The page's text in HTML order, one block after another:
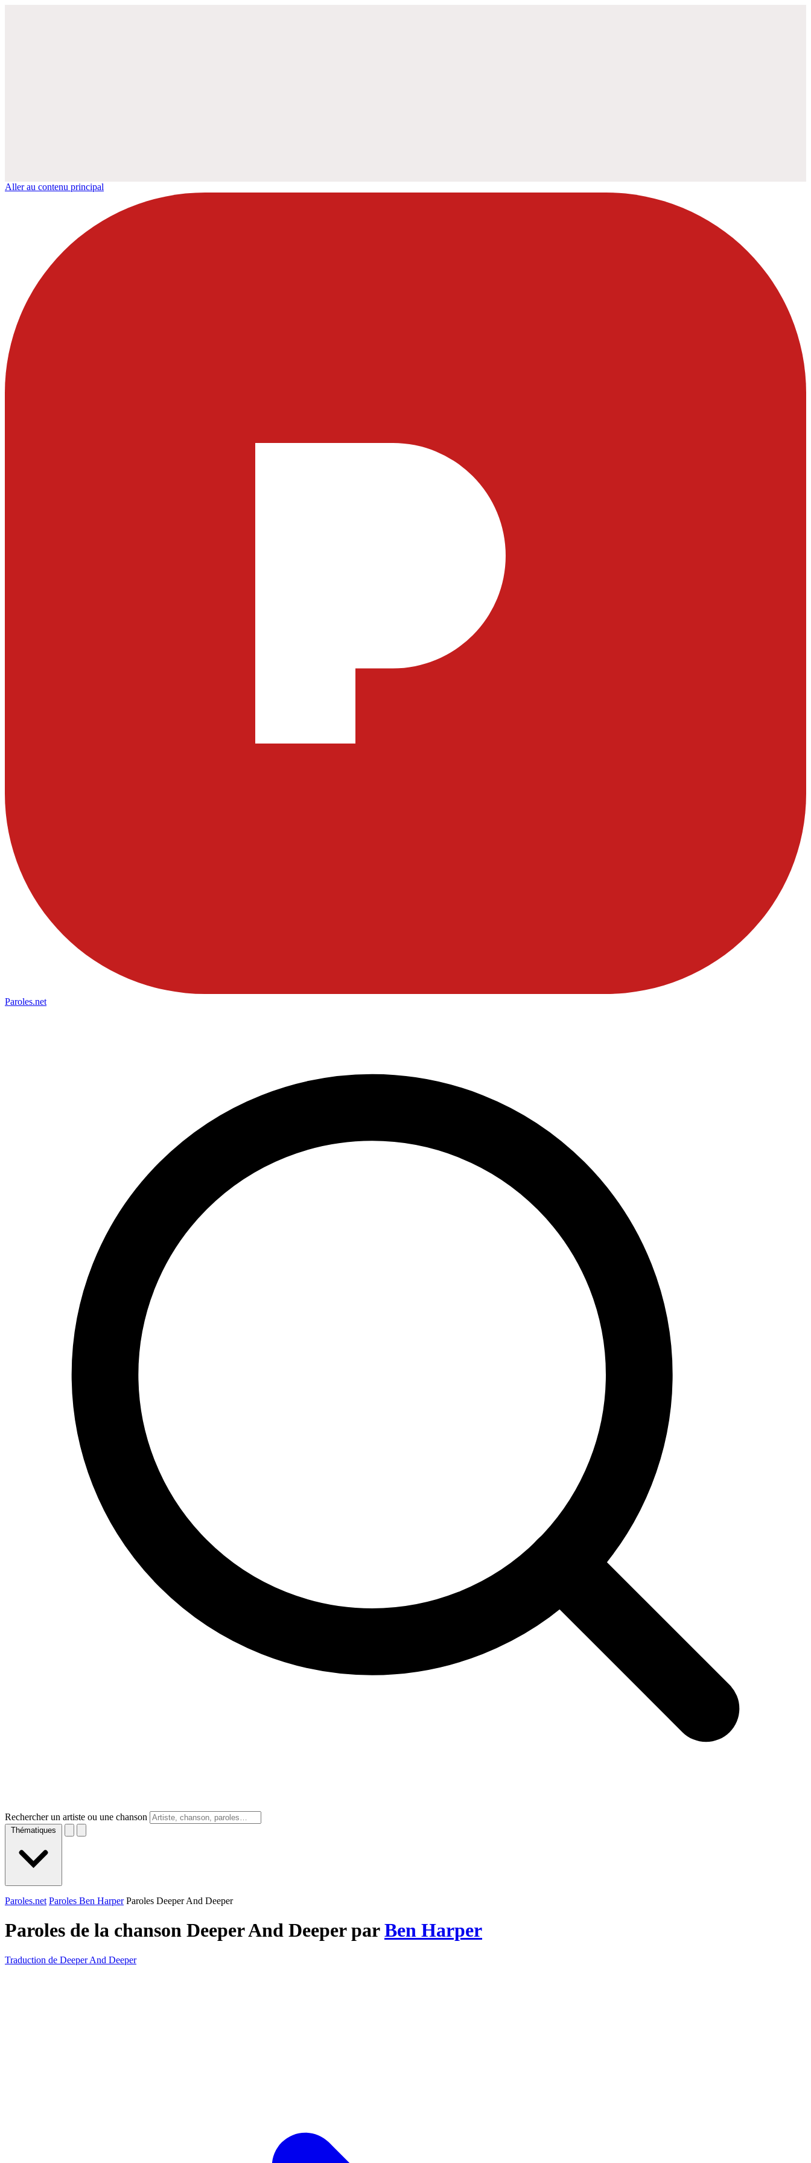
Aller au contenu principal
Paroles.net
Rechercher un artiste ou une chanson
Thématiques
Paroles.net Paroles Ben Harper Paroles Deeper And Deeper
Paroles de la chanson Deeper And Deeper parBen Harper
Traduction de Deeper And Deeper